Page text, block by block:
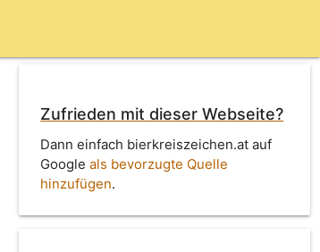
Zufrieden mit dieser Webseite?
Dann einfach bierkreiszeichen.at auf
Googleals bevorzugte Quelle
hinzufügen.